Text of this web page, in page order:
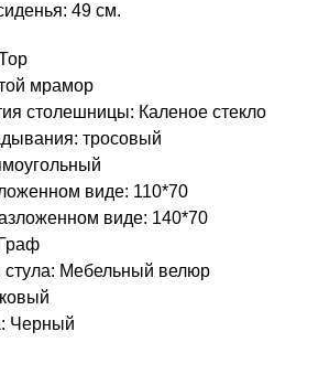
49 см.
мрамор
столешницы: Каленое стекло
тросовый
виде: 110*70
виде: 140*70
стула: Мебельный велюр
Черный